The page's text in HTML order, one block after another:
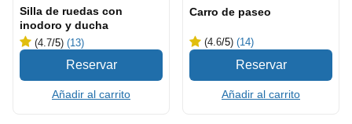
Silla de ruedas con
inodoro y ducha
(4.7/5) (13)
Añadir al carrito
Carro de paseo
(4.6/5) (14)
Añadir al carrito